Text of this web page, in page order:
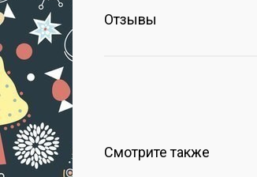
Отзывы
Смотрите также